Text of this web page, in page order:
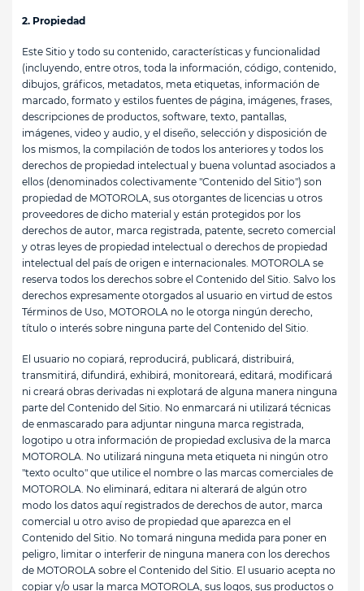
2. Propiedad
Este Sitio y todo su contenido, características y funcionalidad
(incluyendo, entre otros, toda la información, código, contenido,
dibujos, gráficos, metadatos, meta etiquetas, información de
marcado, formato y estilos fuentes de página, imágenes, frases,
descripciones de productos, software, texto, pantallas,
imágenes, video y audio, y el diseño, selección y disposición de
los mismos, la compilación de todos los anteriores y todos los
derechos de propiedad intelectual y buena voluntad asociados a
ellos (denominados colectivamente "Contenido del Sitio") son
propiedad de MOTOROLA, sus otorgantes de licencias u otros
proveedores de dicho material y están protegidos por los
derechos de autor, marca registrada, patente, secreto comercial
y otras leyes de propiedad intelectual o derechos de propiedad
intelectual del país de origen e internacionales. MOTOROLA se
reserva todos los derechos sobre el Contenido del Sitio. Salvo los
derechos expresamente otorgados al usuario en virtud de estos
Términos de Uso, MOTOROLA no le otorga ningún derecho,
título o interés sobre ninguna parte del Contenido del Sitio.
El usuario no copiará, reproducirá, publicará, distribuirá,
transmitirá, difundirá, exhibirá, monitoreará, editará, modificará
ni creará obras derivadas ni explotará de alguna manera ninguna
parte del Contenido del Sitio. No enmarcará ni utilizará técnicas
de enmascarado para adjuntar ninguna marca registrada,
logotipo u otra información de propiedad exclusiva de la marca
MOTOROLA. No utilizará ninguna meta etiqueta ni ningún otro
"texto oculto" que utilice el nombre o las marcas comerciales de
MOTOROLA. No eliminará, editara ni alterará de algún otro
modo los datos aquí registrados de derechos de autor, marca
comercial u otro aviso de propiedad que aparezca en el
Contenido del Sitio. No tomará ninguna medida para poner en
peligro, limitar o interferir de ninguna manera con los derechos
de MOTOROLA sobre el Contenido del Sitio. El usuario acepta no
copiar y/o usar la marca MOTOROLA, sus logos, sus productos o